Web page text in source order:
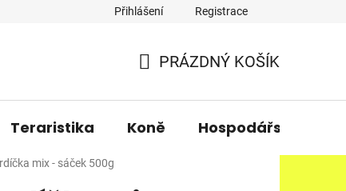
Přihlášení Registrace
KOŠÍK
PRÁZDNÝ KOŠÍK
Teraristika Koně Hospodářská
mix - sáček 500g